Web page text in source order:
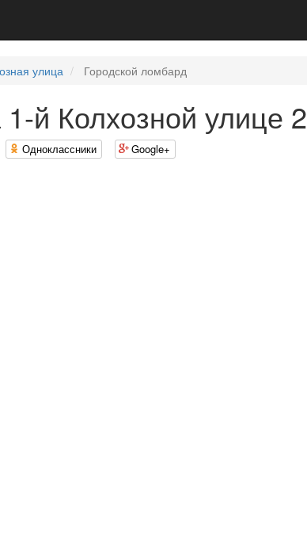
улица Городской ломбард
й Колхозной улице 2
Одноклассники Google+